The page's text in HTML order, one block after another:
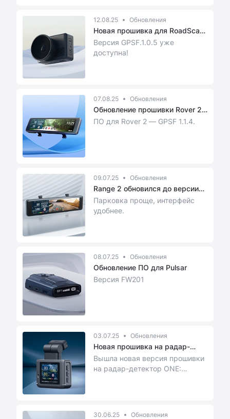
12.08.25 Обновления
Новая прошивка для RoadScan
PRO 4K
Версия GPSF.1.0.5 уже
доступна!
07.08.25 Обновления
Обновление прошивки Rover 2:
пар...
ПО для Rover 2 — GPSF 1.1.4.
09.07.25 Обновления
Range 2 обновился до версии
GRSF...
Парковка проще, интерфейс
удобнее.
08.07.25 Обновления
Обновление ПО для Pulsar
Версия FW201
03.07.25 Обновления
Новая прошивка на радар-
детектор...
Вышла новая версия прошивки
на радар-детектор ONE:
30.06.25 Обновления